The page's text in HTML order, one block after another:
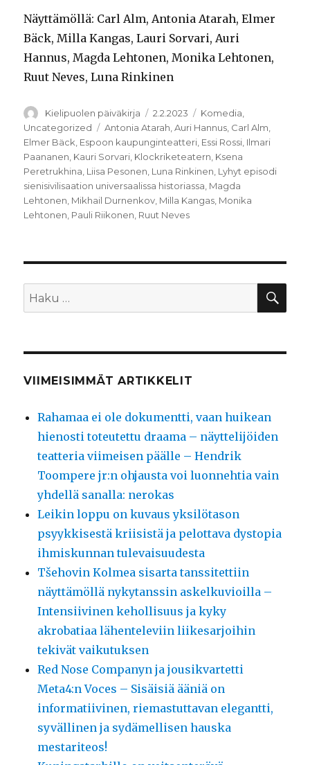
Näyttämöllä: Carl Alm, Antonia Atarah, Elmer
Bäck, Milla Kangas, Lauri Sorvari, Auri
Hannus, Magda Lehtonen, Monika Lehtonen,
Ruut Neves, Luna Rinkinen
Kirjoittaja
Kielipuolen päiväkirja Julkaistu
2.2.2023 Kategoriat
Komedia
Uncategorized
Avainsanat
Antonia Atarah ,Auri Hannus Carl Alm
Elmer Bäck Espoon kaupunginteatteri Essi Rossi Ilmari
Paananen Kauri Sorvari Klockriketeatern Ksena
Peretrukhina Liisa Pesonen Luna Rinkinen Lyhyt episodi
sienisivilisaation universaalissa historiassa Magda
Lehtonen Mikhail Durnenkov Milla Kangas Monika
Lehtonen Pauli Riikonen Ruut Neves
Etsi:
VIIMEISIMMÄT ARTIKKELIT
Rahamaa ei ole dokumentti, vaan huikean
hienosti toteutettu draama – näyttelijöiden
teatteria viimeisen päälle – Hendrik
Toompere jr:n ohjausta voi luonnehtia vain
yhdellä sanalla: nerokas
Leikin loppu on kuvaus yksilötason
psyykkisestä kriisistä ja pelottava dystopia
ihmiskunnan tulevaisuudesta
Tšehovin Kolmea sisarta tanssitettiin
näyttämöllä nykytanssin askelkuvioilla –
Intensiivinen kehollisuus ja kyky
akrobatiaa lähenteleviin liikesarjoihin
tekivät vaikutuksen
Red Nose Companyn ja jousikvartetti
Meta4:n Voces – Sisäisiä ääniä on
informatiivinen, riemastuttavan elegantti,
syvällinen ja sydämellisen hauska
mestariteos!